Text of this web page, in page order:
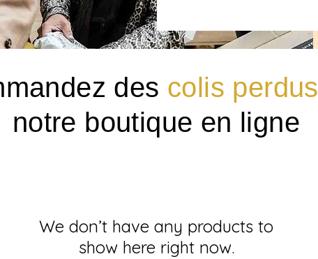
des colis perdus
notre boutique en ligne
We don’t have any products to
show here right now.